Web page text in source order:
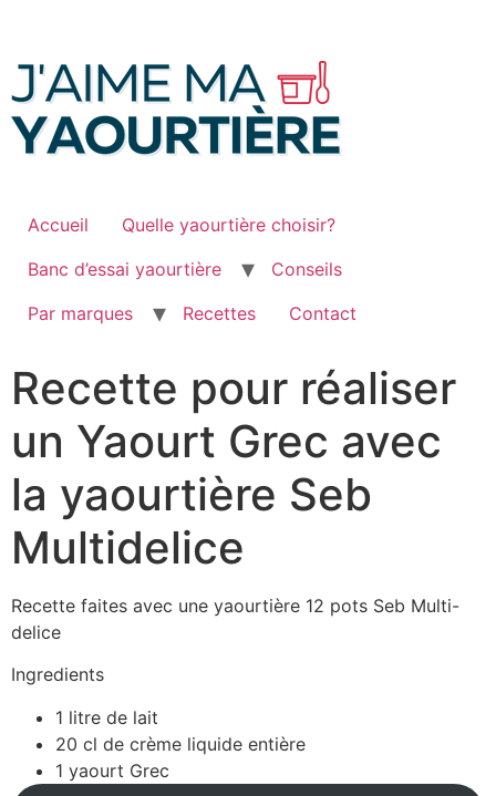
contenu
Accueil
Quelle yaourtière choisir?
Banc d’essai yaourtière
Conseils
Par marques
Recettes Contact
Recette pour réaliser
un Yaourt Grec avec
la yaourtière Seb
Multidelice
Recette faites avec une yaourtière 12 pots Seb Multi-
delice
Ingredients
1 litre de lait
20 cl de crème liquide entière
1 yaourt Grec